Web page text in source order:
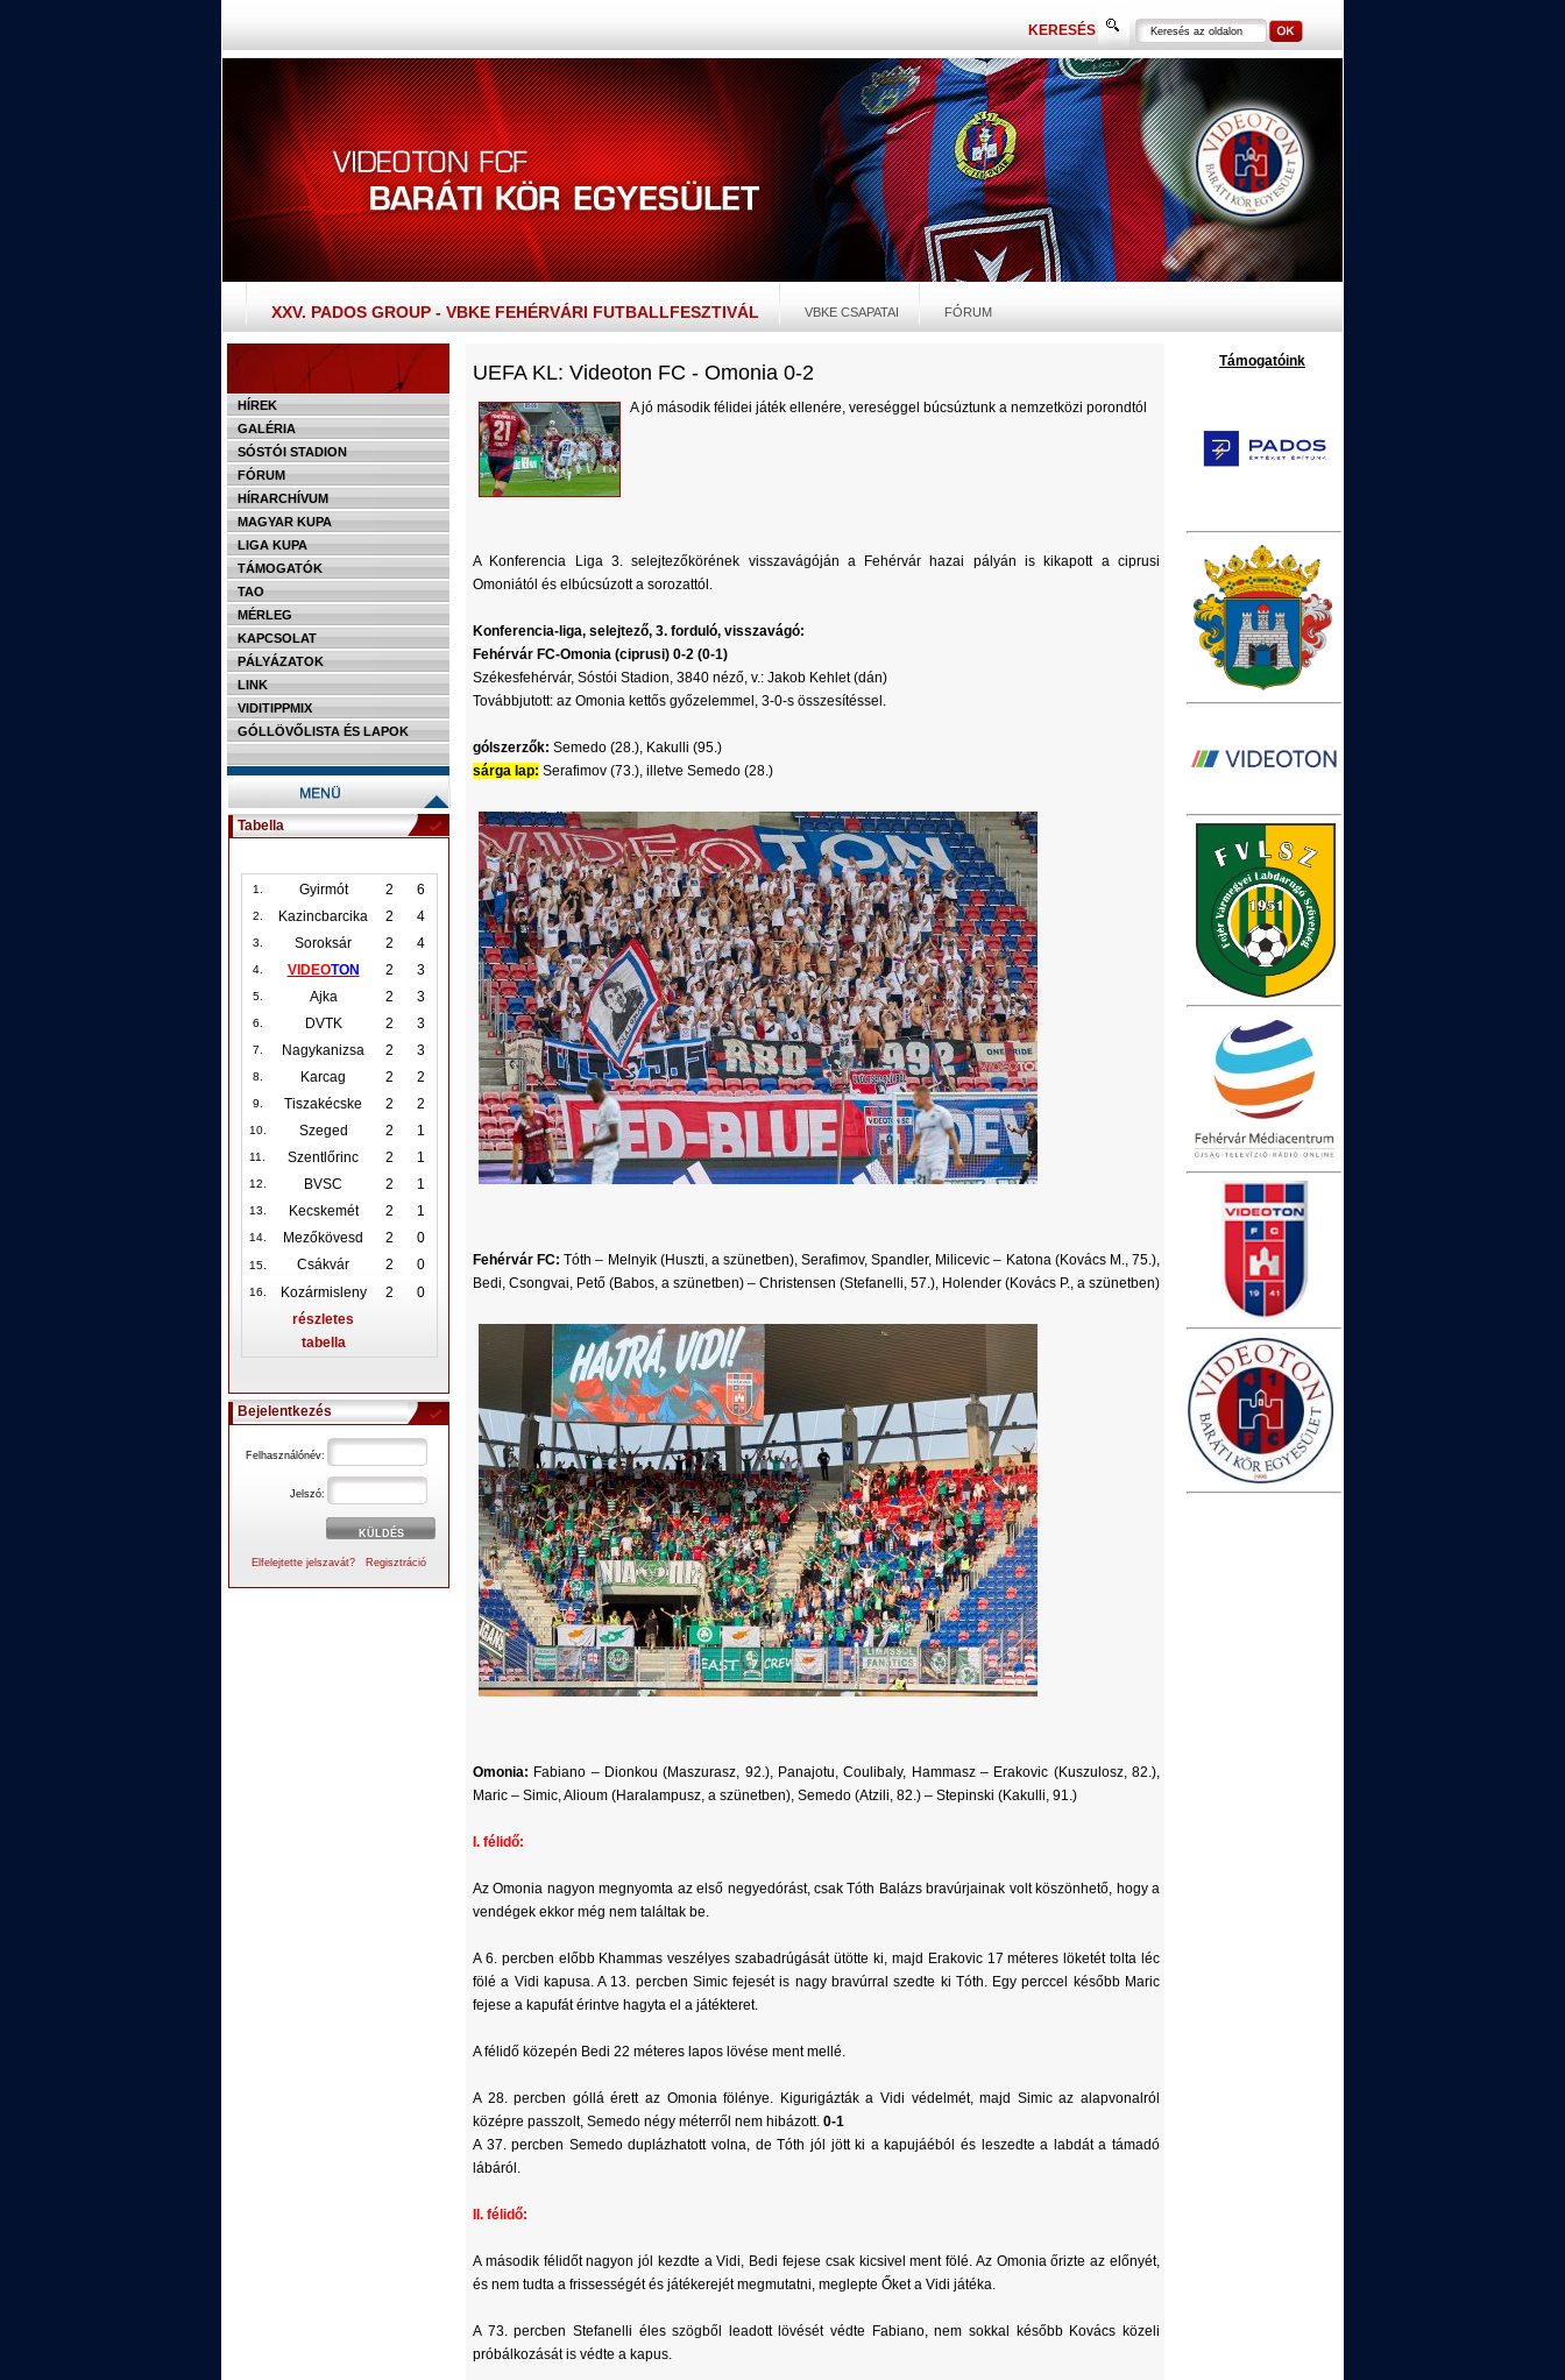
KERESÉS
XXV. PADOS GROUP - VBKE FEHÉRVÁRI FUTBALLFESZTIVÁL VBKE CSAPATAI FÓRUM
HÍREK
GALÉRIA
SÓSTÓI STADION
FÓRUM
HÍRARCHÍVUM
MAGYAR KUPA
LIGA KUPA
TÁMOGATÓK
TAO
MÉRLEG
KAPCSOLAT
PÁLYÁZATOK
LINK
VIDITIPPMIX
GÓLLÖVŐLISTA ÉS LAPOK
Tabella
1. Gyirmót 2 6
2. Kazincbarcika 2 4
3. Soroksár 2 4
4. VIDEOTON 2 3
5. Ajka 2 3
6. DVTK 2 3
7. Nagykanizsa 2 3
8. Karcag 2 2
9. Tiszakécske 2 2
10. Szeged 2 1
11. Szentlőrinc 2 1
12. BVSC 2 1
13. Kecskemét 2 1
14. Mezőkövesd 2 0
15. Csákvár 2 0
16. Kozármisleny 2
0
részletes
tabella
Bejelentkezés
Felhasználónév:
Jelszó:
Elfelejtette jelszavát? Regisztráció
UEFA KL: Videoton FC - Omonia 0-2
A jó második félidei játék ellenére, vereséggel búcsúztunk a nemzetközi porondtól
A Konferencia Liga 3. selejtezőkörének visszavágóján a Fehérvár hazai pályán is kikapott a ciprusi
Omoniától és elbúcsúzott a sorozattól.
Konferencia-liga, selejtező, 3. forduló, visszavágó:
Fehérvár FC-Omonia (ciprusi) 0-2 (0-1)
Székesfehérvár, Sóstói Stadion, 3840 néző, v.: Jakob Kehlet (dán)
Továbbjutott: az Omonia kettős győzelemmel, 3-0-s összesítéssel.
gólszerzők: Semedo (28.), Kakulli (95.)
sárga lap: Serafimov (73.), illetve Semedo (28.)
Fehérvár FC: Tóth – Melnyik (Huszti, a szünetben), Serafimov, Spandler, Milicevic – Katona (Kovács M., 75.),
Bedi, Csongvai, Pető (Babos, a szünetben) – Christensen (Stefanelli, 57.), Holender (Kovács P., a szünetben)
Omonia: Fabiano – Dionkou (Maszurasz, 92.), Panajotu, Coulibaly, Hammasz – Erakovic (Kuszulosz, 82.),
Maric – Simic, Alioum (Haralampusz, a szünetben), Semedo (Atzili, 82.) – Stepinski (Kakulli, 91.)
I. félidő:
Az Omonia nagyon megnyomta az első negyedórást, csak Tóth Balázs bravúrjainak volt köszönhető, hogy a
vendégek ekkor még nem találtak be.
A 6. percben előbb Khammas veszélyes szabadrúgását ütötte ki, majd Erakovic 17 méteres löketét tolta léc
fölé a Vidi kapusa. A 13. percben Simic fejesét is nagy bravúrral szedte ki Tóth. Egy perccel később Maric
fejese a kapufát érintve hagyta el a játékteret.
A félidő közepén Bedi 22 méteres lapos lövése ment mellé.
A 28. percben góllá érett az Omonia fölénye. Kigurigázták a Vidi védelmét, majd Simic az alapvonalról
középre passzolt, Semedo négy méterről nem hibázott. 0-1
A 37. percben Semedo duplázhatott volna, de Tóth jól jött ki a kapujáéból és leszedte a labdát a támadó
lábáról.
II. félidő:
A második félidőt nagyon jól kezdte a Vidi, Bedi fejese csak kicsivel ment fölé. Az Omonia őrizte az előnyét,
és nem tudta a frissességét és játékerejét megmutatni, meglepte Őket a Vidi játéka.
A 73. percben Stefanelli éles szögből leadott lövését védte Fabiano, nem sokkal később Kovács közeli
próbálkozását is védte a kapus.
Támogatóink